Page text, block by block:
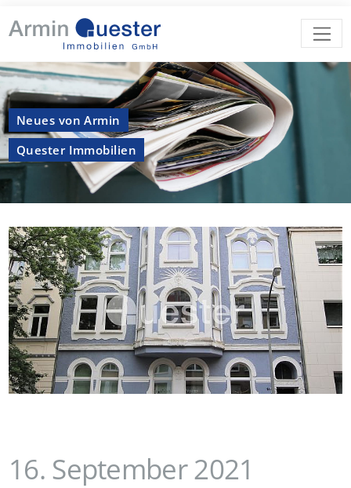
Neues von Armin
Quester Immobilien
16. September 2021